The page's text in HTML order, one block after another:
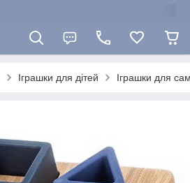
Іграшки для дітей Іграшки для